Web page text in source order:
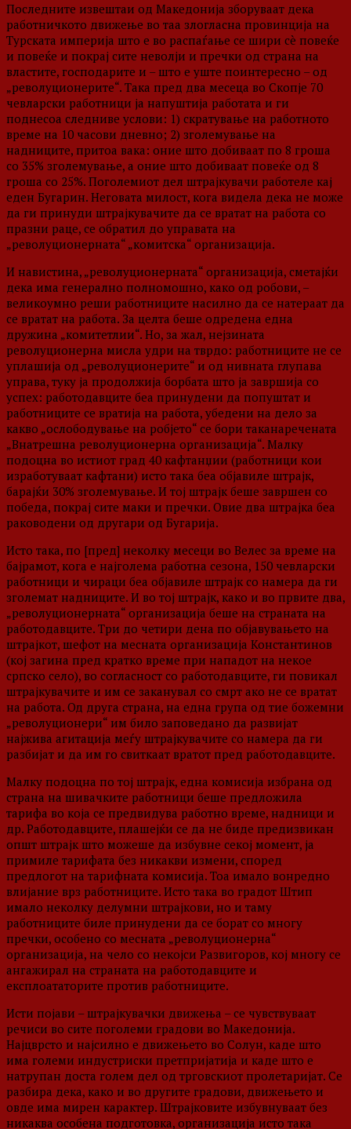
Последните извештаи од Македонија зборуваат дека
работничкото движење во таа злогласна провинција на
Турската империја што е во распаѓање се шири сè повеќе
и повеќе и покрај сите неволји и пречки од страна на
властите, господарите и – што е уште поинтересно – од
„револуционерите“. Така пред два месеца во Скопје 70
чевларски работници ја напуштија работата и ги
поднесоа следниве услови: 1) скратување на работното
време на 10 часови дневно; 2) зголемување на
надниците, притоа вака: оние што добиваат по 8 гроша
со 35% зголемување, а оние што добиваат повеќе од 8
гроша со 25%. Поголемиот дел штрајкувачи работеле кај
еден Бугарин. Неговата милост, кога видела дека не може
да ги принуди штрајкувачите да се вратат на работа со
празни раце, се обратил до управата на
„револуционерната“ „комитска“ организација.
И навистина, „револуционерната“ организација, сметајќи
дека има генерално полномошно, како од робови, –
великоумно реши работниците насилно да се натераат да
се вратат на работа. За целта беше одредена една
дружина „комитетлии“. Но, за жал, нејзината
револуционерна мисла удри на тврдо: работниците не се
уплашија од „револуционерите“ и од нивната глупава
управа, туку ја продолжија борбата што ја завршија со
успех: работодавците беа принудени да попуштат и
работниците се вратија на работа, убедени на дело за
какво „ослободување на робјето“ се бори таканаречената
„Внатрешна револуционерна организација“. Малку
подоцна во истиот град 40 кафтанџии (работници кои
изработуваат кафтани) исто така беа објавиле штрајк,
барајќи 30% зголемување. И тој штрајк беше завршен со
победа, покрај сите маки и пречки. Овие два штрајка беа
раководени од другари од Бугарија.
Исто така, по [пред] неколку месеци во Велес за време на
бајрамот, кога е најголема работна сезона, 150 чевларски
работници и чираци беа објавиле штрајк со намера да ги
зголемат надниците. И во тој штрајк, како и во првите два,
„револуционерната“ организација беше на страната на
работодавците. Три до четири дена по објавувањето на
штрајкот, шефот на месната организација Константинов
(кој загина пред кратко време при нападот на некое
српско село), во согласност со работодавците, ги повикал
штрајкувачите и им се заканувал со смрт ако не се вратат
на работа. Од друга страна, на една група од тие божемни
„револуционери“ им било заповедано да развијат
најжива агитација меѓу штрајкувачите со намера да ги
разбијат и да им го свиткаат вратот пред работодавците.
Малку подоцна по тој штрајк, една комисија избрана од
страна на шивачките работници беше предложила
тарифа во која се предвидува работно време, надници и
др. Работодавците, плашејќи се да не биде предизвикан
општ штрајк што можеше да избувне секој момент, ја
примиле тарифата без никакви измени, според
предлогот на тарифната комисија. Тоа имало вонредно
влијание врз работниците. Исто така во градот Штип
имало неколку делумни штрајкови, но и таму
работниците биле принудени да се борат со многу
пречки, особено со месната „револуционерна“
организација, на чело со некојси Развигоров, кој многу се
ангажирал на страната на работодавците и
експлоататорите против работниците.
Исти појави – штрајкувачки движења – се чувствуваат
речиси во сите поголеми градови во Македонија.
Најцврсто и најсилно е движењето во Солун, каде што
има големи индустриски претпријатија и каде што е
натрупан доста голем дел од трговскиот пролетаријат. Се
разбира дека, како и во другите градови, движењето и
овде има мирен карактер. Штрајковите избувнуваат без
никаква особена подготовка, организација исто така